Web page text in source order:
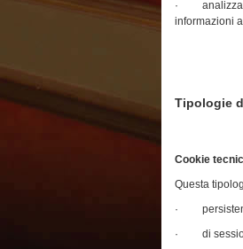
· analizzare
informazioni
Tipologie
Cookie
Questa
· persistenti:
· di